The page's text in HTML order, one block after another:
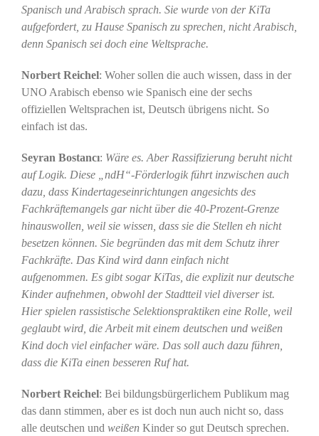
Spanisch und Arabisch sprach. Sie wurde von der KiTa
aufgefordert, zu Hause Spanisch zu sprechen, nicht Arabisch,
denn Spanisch sei doch eine Weltsprache.
Norbert Reichel: Woher sollen die auch wissen, dass in der
UNO Arabisch ebenso wie Spanisch eine der sechs
offiziellen Weltsprachen ist, Deutsch übrigens nicht. So
einfach ist das.
Seyran Bostancı: Wäre es. Aber Rassifizierung beruht nicht
auf Logik. Diese „ndH“-Förderlogik führt inzwischen auch
dazu, dass Kindertageseinrichtungen angesichts des
Fachkräftemangels gar nicht über die 40-Prozent-Grenze
hinauswollen, weil sie wissen, dass sie die Stellen eh nicht
besetzen können. Sie begründen das mit dem Schutz ihrer
Fachkräfte. Das Kind wird dann einfach nicht
aufgenommen. Es gibt sogar KiTas, die explizit nur deutsche
Kinder aufnehmen, obwohl der Stadtteil viel diverser ist.
Hier spielen rassistische Selektionspraktiken eine Rolle, weil
geglaubt wird, die Arbeit mit einem deutschen und weißen
Kind doch viel einfacher wäre. Das soll auch dazu führen,
dass die KiTa einen besseren Ruf hat.
Norbert Reichel: Bei bildungsbürgerlichem Publikum mag
das dann stimmen, aber es ist doch nun auch nicht so, dass
alle deutschen und weißen Kinder so gut Deutsch sprechen.